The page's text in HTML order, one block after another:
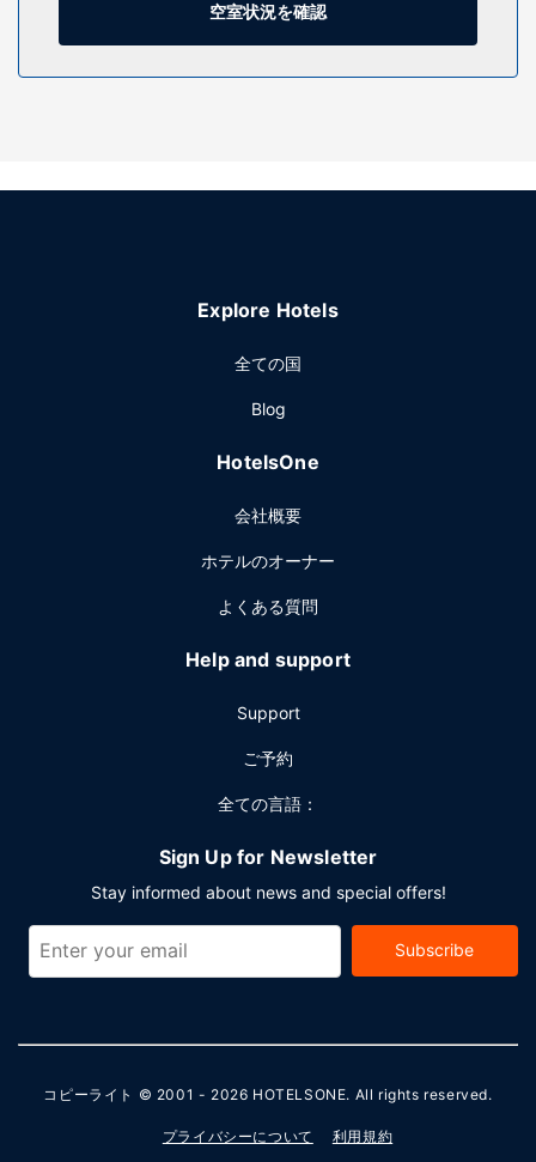
敷地内にはセルフパーキング (無料) が備わっています。
空室状況を確認
Explore Hotels
全ての国
Blog
HotelsOne
会社概要
ホテルのオーナー
よくある質問
Help and support
Support
ご予約
全ての言語：
Sign Up for Newsletter
Stay informed about news and special offers!
Subscribe
コピーライト © 2001 - 2026 HOTELSONE. All rights reserved.
プライバシーについて 利用規約